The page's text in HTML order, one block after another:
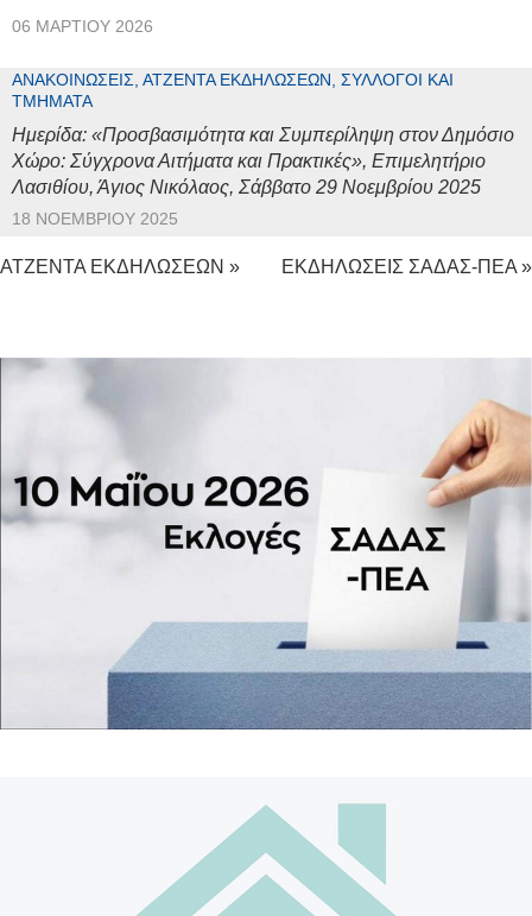
06 ΜΑΡΤΊΟΥ 2026
ΑΝΑΚΟΙΝΏΣΕΙΣ, ΑΤΖΈΝΤΑ ΕΚΔΗΛΏΣΕΩΝ, ΣΎΛΛΟΓΟΙ ΚΑΙ
ΤΜΉΜΑΤΑ
Ημερίδα: «Προσβασιμότητα και Συμπερίληψη στον Δημόσιο
Χώρο: Σύγχρονα Αιτήματα και Πρακτικές», Επιμελητήριο
Λασιθίου, Άγιος Νικόλαος, Σάββατο 29 Νοεμβρίου 2025
18 ΝΟΕΜΒΡΊΟΥ 2025
ΑΤΖΕΝΤΑ ΕΚΔΗΛΩΣΕΩΝ » ΕΚΔΗΛΩΣΕΙΣ ΣΑΔΑΣ-ΠΕΑ »